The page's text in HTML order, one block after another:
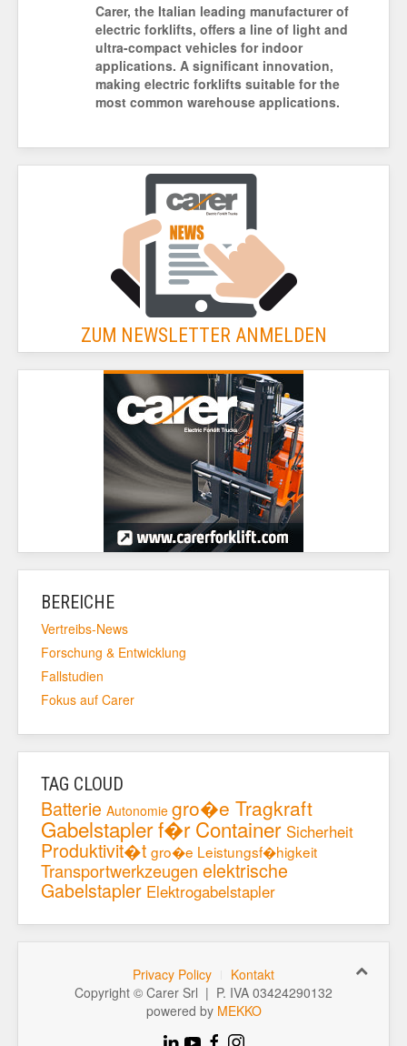
Carer, the Italian leading manufacturer of
electric forklifts, offers a line of light and
ultra-compact vehicles for indoor
applications. A significant innovation,
making electric forklifts suitable for the
most common warehouse applications.
ZUM NEWSLETTER ANMELDEN
BEREICHE
Vertreibs-News
Forschung & Entwicklung
Fallstudien
Fokus auf Carer
TAG CLOUD
Batterie Autonomie gro�e Tragkraft
Gabelstapler f�r Container Sicherheit
Produktivit�t gro�e Leistungsf�higkeit
Transportwerkzeugen elektrische
Gabelstapler Elektrogabelstapler
Privacy Policy
Kontakt
Copyright © Carer Srl | P. IVA 03424290132
powered by MEKKO